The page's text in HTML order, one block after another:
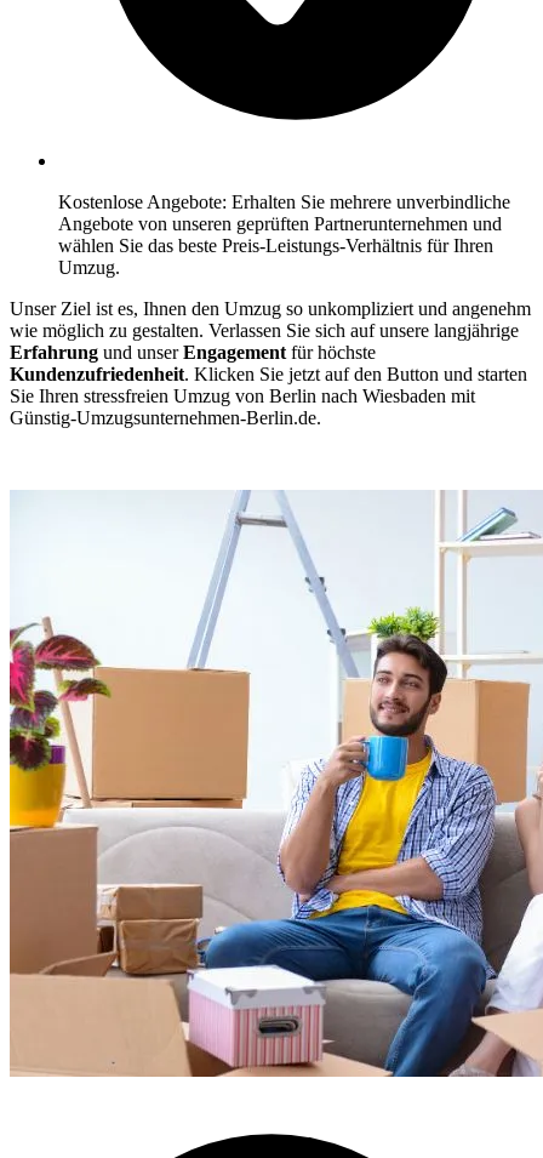
Kostenlose Angebote: Erhalten Sie mehrere unverbindliche
Angebote von unseren geprüften Partnerunternehmen und
wählen Sie das beste Preis-Leistungs-Verhältnis für Ihren
Umzug.
Unser Ziel ist es, Ihnen den Umzug so unkompliziert und angenehm
wie möglich zu gestalten. Verlassen Sie sich auf unsere langjährige
Erfahrung und unserEngagement für höchste
Kundenzufriedenheit. Klicken Sie jetzt auf den Button und starten
Sie Ihren stressfreien Umzug von Berlin⁠ nach Wiesbaden mit
Günstig-Umzugsunternehmen-Berlin.de.